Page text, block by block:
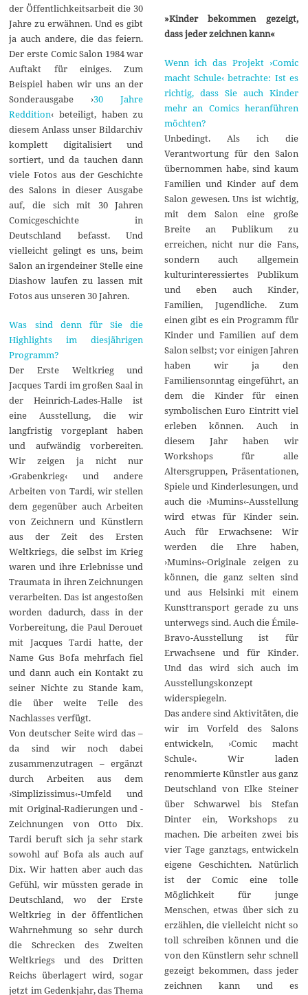
der Öffentlichkeitsarbeit die 30
Jahre zu erwähnen. Und es gibt
ja auch andere, die das feiern.
Der erste Comic Salon 1984 war
Auftakt für einiges. Zum
Beispiel haben wir uns an der
Sonderausgabe ›30 Jahre
Reddition‹ beteiligt, haben zu
diesem Anlass unser Bildarchiv
komplett digitalisiert und
sortiert, und da tauchen dann
viele Fotos aus der Geschichte
des Salons in dieser Ausgabe
auf, die sich mit 30 Jahren
Comicgeschichte in
Deutschland befasst. Und
vielleicht gelingt es uns, beim
Salon an irgendeiner Stelle eine
Diashow laufen zu lassen mit
Fotos aus unseren 30 Jahren.
Was sind denn für Sie die
Highlights im diesjährigen
Programm?
Der Erste Weltkrieg und
Jacques Tardi im großen Saal in
der Heinrich-Lades-Halle ist
eine Ausstellung, die wir
langfristig vorgeplant haben
und aufwändig vorbereiten.
Wir zeigen ja nicht nur
›Grabenkrieg‹ und andere
Arbeiten von Tardi, wir stellen
dem gegenüber auch Arbeiten
von Zeichnern und Künstlern
aus der Zeit des Ersten
Weltkriegs, die selbst im Krieg
waren und ihre Erlebnisse und
Traumata in ihren Zeichnungen
verarbeiten. Das ist angestoßen
worden dadurch, dass in der
Vorbereitung, die Paul Derouet
mit Jacques Tardi hatte, der
Name Gus Bofa mehrfach fiel
und dann auch ein Kontakt zu
seiner Nichte zu Stande kam,
die über weite Teile des
Nachlasses verfügt.
Von deutscher Seite wird das –
da sind wir noch dabei
zusammenzutragen – ergänzt
durch Arbeiten aus dem
›Simplizissimus‹-Umfeld und
mit Original-Radierungen und -
Zeichnungen von Otto Dix.
Tardi beruft sich ja sehr stark
sowohl auf Bofa als auch auf
Dix. Wir hatten aber auch das
Gefühl, wir müssten gerade in
Deutschland, wo der Erste
Weltkrieg in der öffentlichen
Wahrnehmung so sehr durch
die Schrecken des Zweiten
Weltkriegs und des Dritten
Reichs überlagert wird, sogar
jetzt im Gedenkjahr, das Thema
»Kinder bekommen gezeigt,
dass jeder zeichnen kann«
Wenn ich das Projekt ›Comic
macht Schule‹ betrachte: Ist es
richtig, dass Sie auch Kinder
mehr an Comics heranführen
möchten?
Unbedingt. Als ich die
Verantwortung für den Salon
übernommen habe, sind kaum
Familien und Kinder auf dem
Salon gewesen. Uns ist wichtig,
mit dem Salon eine große
Breite an Publikum zu
erreichen, nicht nur die Fans,
sondern auch allgemein
kulturinteressiertes Publikum
und eben auch Kinder,
Familien, Jugendliche. Zum
einen gibt es ein Programm für
Kinder und Familien auf dem
Salon selbst; vor einigen Jahren
haben wir ja den
Familiensonntag eingeführt, an
dem die Kinder für einen
symbolischen Euro Eintritt viel
erleben können. Auch in
diesem Jahr haben wir
Workshops für alle
Altersgruppen, Präsentationen,
Spiele und Kinderlesungen, und
auch die ›Mumins‹-Ausstellung
wird etwas für Kinder sein.
Auch für Erwachsene: Wir
werden die Ehre haben,
›Mumins‹-Originale zeigen zu
können, die ganz selten sind
und aus Helsinki mit einem
Kunsttransport gerade zu uns
unterwegs sind. Auch die Émile-
Bravo-Ausstellung ist für
Erwachsene und für Kinder.
Und das wird sich auch im
Ausstellungskonzept
widerspiegeln.
Das andere sind Aktivitäten, die
wir im Vorfeld des Salons
entwickeln, ›Comic macht
Schule‹. Wir laden
renommierte Künstler aus ganz
Deutschland von Elke Steiner
über Schwarwel bis Stefan
Dinter ein, Workshops zu
machen. Die arbeiten zwei bis
vier Tage ganztags, entwickeln
eigene Geschichten. Natürlich
ist der Comic eine tolle
Möglichkeit für junge
Menschen, etwas über sich zu
erzählen, die vielleicht nicht so
toll schreiben können und die
von den Künstlern sehr schnell
gezeigt bekommen, dass jeder
zeichnen kann und es